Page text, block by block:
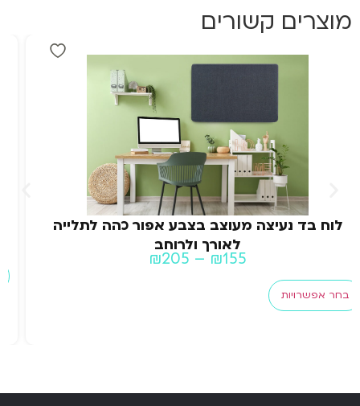
מוצרים קשורים
לוח בד נעיצה בצבע ירוק לתלייה לאורך ולרוחב
₪ 155
–
205